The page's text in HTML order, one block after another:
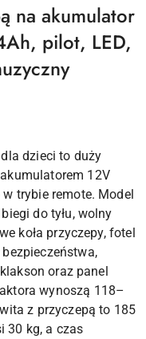
na akumulator
pilot, LED,
dzieci to duży
12V
trybie remote. Model
do tyłu, wolny
koła przyczepy, fotel
oraz panel
wynoszą 118–
z przyczepą to 185
30 kg, a czas